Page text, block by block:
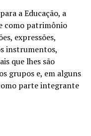
a Educação, a
como patrimônio
expressões,
instrumentos,
que lhes são
grupos e, em alguns
parte integrante